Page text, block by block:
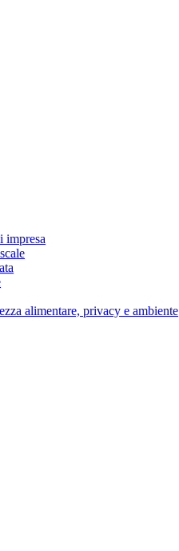
impresa
alimentare, privacy e ambiente